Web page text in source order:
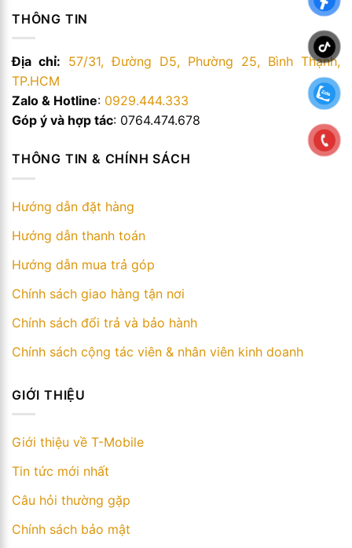
THÔNG TIN
Địa chỉ: 57/31, Đường D5, Phường 25, Bình Thạnh,
TP.HCM
Zalo & Hotline: 0929.444.333
Góp ý và hợp tác: 0764.474.678
THÔNG TIN & CHÍNH SÁCH
Hướng dẫn đặt hàng
Hướng dẫn thanh toán
Hướng dẫn mua trả góp
Chính sách giao hàng tận nơi
Chính sách đổi trả và bảo hành
Chính sách cộng tác viên & nhân viên kinh doanh
GIỚI THIỆU
Giới thiệu về T-Mobile
Tin tức mới nhất
Câu hỏi thường gặp
Chính sách bảo mật